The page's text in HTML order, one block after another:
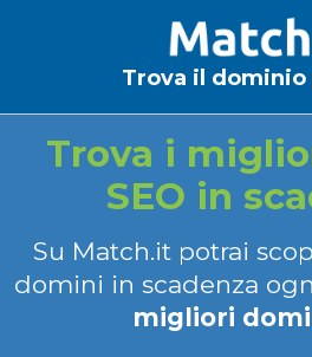
Trova il
Trova i
SEO in
Su Match.it potrai
domini in scadenza
migliori